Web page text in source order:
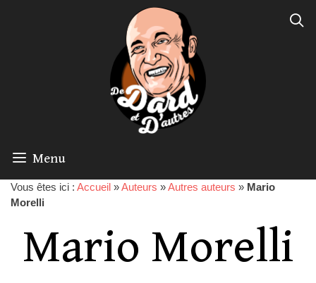
Menu
Vous êtes ici : Accueil »Auteurs »Autres auteurs » Mario
Morelli
Mario Morelli